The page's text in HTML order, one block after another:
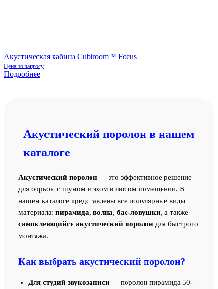
Акустическая кабина Cubiroom™ Focus
Цена по запросу
Подробнее
Акустический поролон в нашем
каталоге
Акустический поролон — это эффективное решение
для борьбы с шумом и эхом в любом помещении. В
нашем каталоге представлены все популярные виды
материала: пирамида, волна, бас-ловушки, а также
самоклеющийся акустический поролон для быстрого
монтажа.
Как выбрать акустический поролон?
Для студий звукозаписи — поролон пирамида 50-